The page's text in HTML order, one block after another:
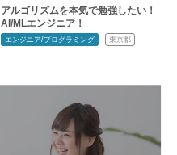
アルゴリズムを本気で勉強したい！
AI/MLエンジニア！
エンジニア/プログラミング 東京都